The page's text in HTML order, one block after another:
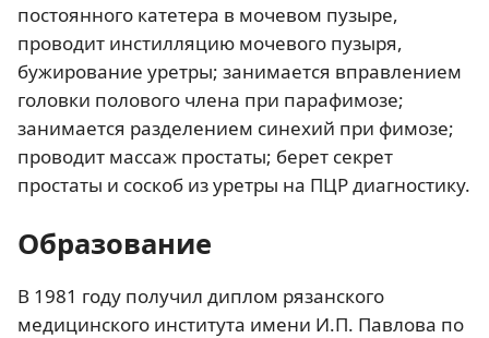
постоянного катетера в мочевом пузыре,
проводит инстилляцию мочевого пузыря,
бужирование уретры; занимается вправлением
головки полового члена при парафимозе;
занимается разделением синехий при фимозе;
проводит массаж простаты; берет секрет
простаты и соскоб из уретры на ПЦР диагностику.
Образование
В 1981 году получил диплом рязанского
медицинского института имени И.П. Павлова по